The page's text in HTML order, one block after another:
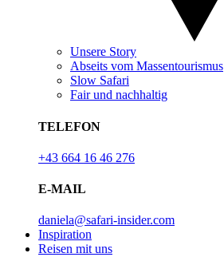
Unsere Story
Abseits vom Massentourismus
Slow Safari
Fair und nachhaltig
TELEFON
+43 664 16 46 276
E-MAIL
daniela@safari-insider.com
Inspiration
Reisen mit uns